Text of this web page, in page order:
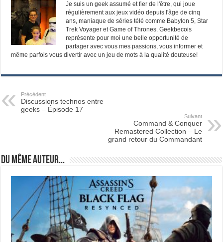
Je suis un geek assumé et fier de l'être, qui joue
régulièrement aux jeux vidéo depuis l'âge de cinq
ans, maniaque de séries télé comme Babylon 5, Star
Trek Voyager et Game of Thrones. Geekbecois
représente pour moi une belle opportunité de
partager avec vous mes passions, vous informer et
même parfois vous divertir avec un jeu de mots à la qualité douteuse!
Précédent
Discussions technos entre
geeks – Épisode 17
Suivant
Command & Conquer
Remastered Collection – Le
grand retour du Commandant
Du même auteur...